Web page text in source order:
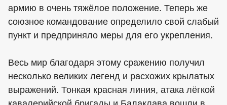
армию в очень тяжёлое положение. Теперь же
союзное командование определило свой слабый
пункт и предприняло меры для его укрепления.
Весь мир благодаря этому сражению получил
несколько великих легенд и расхожих крылатых
выражений. Тонкая красная линия, атака лёгкой